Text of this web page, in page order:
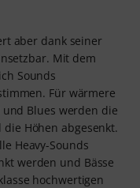
aber dank seiner
Mit dem
Sounds
Für wärmere
und Blues werden die
Höhen abgesenkt.
Heavy-Sounds
werden und Bässe
hochwertigen